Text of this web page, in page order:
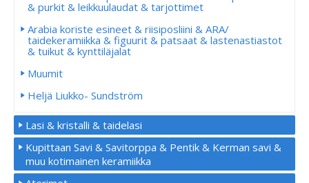
& purkit & leikkuulaudat & tarjottimet
Arabia koriste esineet & riisiposliini & ARA/
taidekeramiikka & figuurit & patsaat & lastenastiastot
& tuikut & kynttiläjalat
Muumit
Heljä Liukko- Sundström
Lasi & kristalli & taidelasi
Kupittaan Savi & Savitorppa & Pentik & Kerman savi &
muu kotimainen keramiikka